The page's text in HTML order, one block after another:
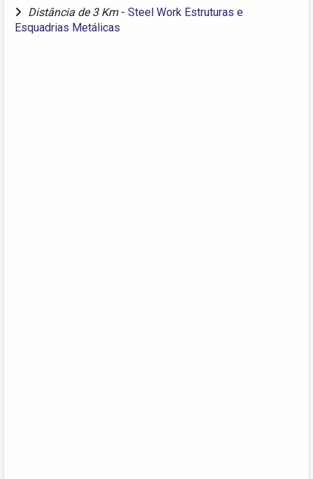
Distância de 3 Km - Steel Work Estruturas e
Esquadrias Metálicas